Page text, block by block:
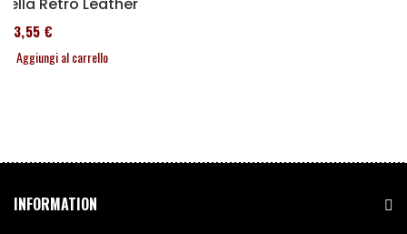
Sella Retro Leather
173,55 €
Aggiungi al carrello
INFORMATION